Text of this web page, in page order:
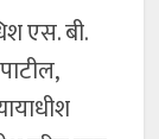
एस. बी.